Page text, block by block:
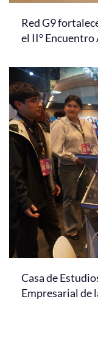
Red G9
el II°
Casa de
Empresarial de